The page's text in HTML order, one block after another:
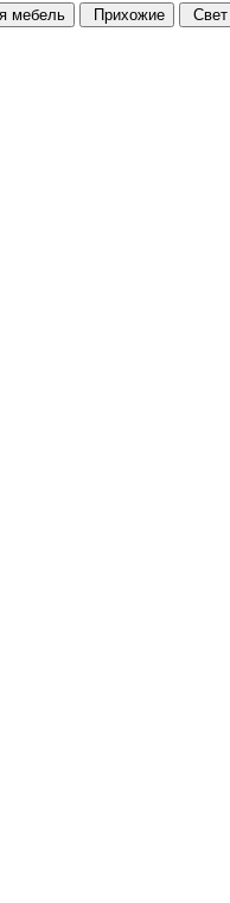
мебель Прихожие Свет